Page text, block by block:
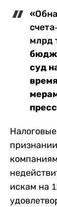
«
млрд
суд
искам на